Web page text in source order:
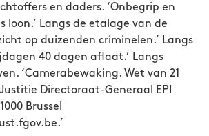
en daders. ‘Onbegrip en
loon.’ Langs de etalage van de
op duizenden criminelen.’ Langs
40 dagen aflaat.’ Langs
‘Camerabewaking. Wet van 21
Directoraat-Generaal EPI
Brussel